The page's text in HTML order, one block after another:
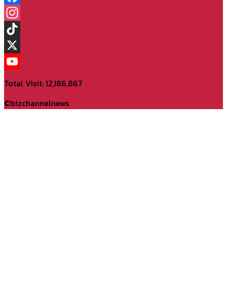
Facebook
Instagram
TikTok
X
Total Visit: 12,186,867
©bizchannelnews